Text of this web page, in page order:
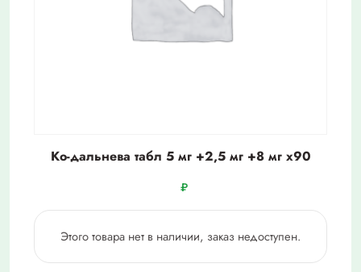
Ко-дальнева табл 5 мг +2,5 мг +8 мг х90
₽
Этого товара нет в наличии, заказ недоступен.